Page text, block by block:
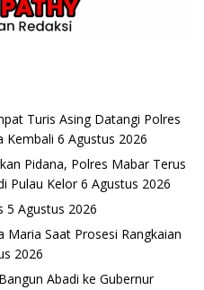
Turis Asing Datangi Polres
Kembali 6 Agustus 2026
Pidana, Polres Mabar Terus
Pulau Kelor 6 Agustus 2026
5 Agustus 2026
Saat Prosesi Rangkaian
2026
Abadi ke Gubernur